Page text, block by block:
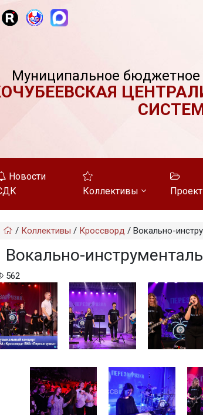
Муниципальное бюджетное
Новости
Коллективы
/ Коллективы / Кроссворд / Вокально-
Вокально-
562